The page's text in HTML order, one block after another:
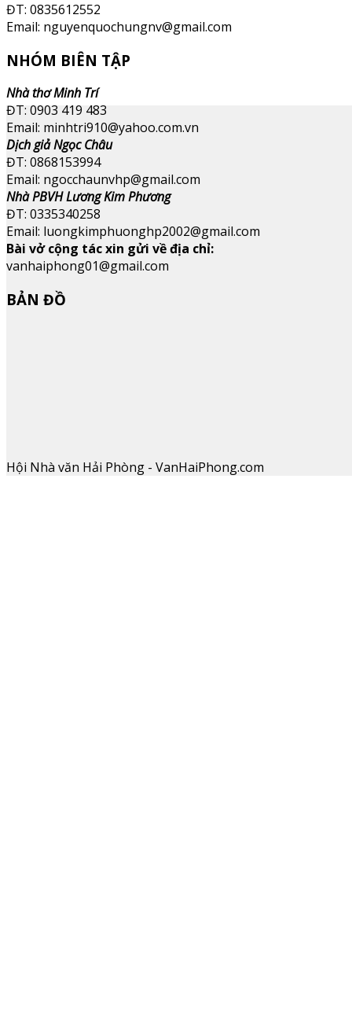
ĐT: 0835612552
Email: nguyenquochungnv@gmail.com
NHÓM BIÊN TẬP
Nhà thơ Minh Trí
ĐT: 0903 419 483
Email: minhtri910@yahoo.com.vn
Dịch giả Ngọc Châu
ĐT: 0868153994
Email: ngocchaunvhp@gmail.com
Nhà PBVH Lương Kim Phương
ĐT: 0335340258
Email: luongkimphuonghp2002@gmail.com
Bài vở cộng tác xin gửi về địa chỉ:
vanhaiphong01@gmail.com
BẢN ĐỒ
Hội Nhà văn Hải Phòng - VanHaiPhong.com